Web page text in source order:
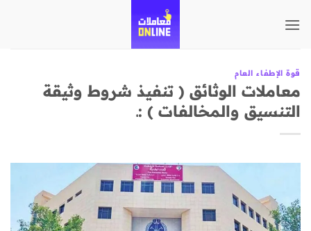
للمحتوى
قوة الإطفاء العام
معاملات الوثائق ( تنفيذ شروط وثيقة
التنسيق والمخالفات ) :ـ